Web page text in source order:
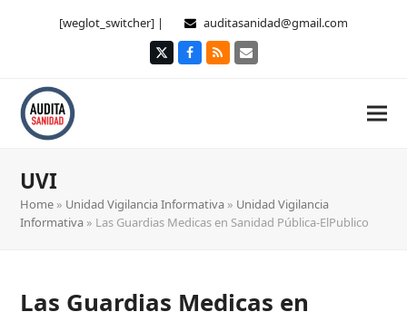
[weglot_switcher] | auditasanidad@gmail.com
TwitterFacebook
RSS Correo
UVI
Home » Unidad Vigilancia Informativa » Unidad Vigilancia
Informativa » Las Guardias Medicas en Sanidad Pública-ElPublico
Las Guardias Medicas en